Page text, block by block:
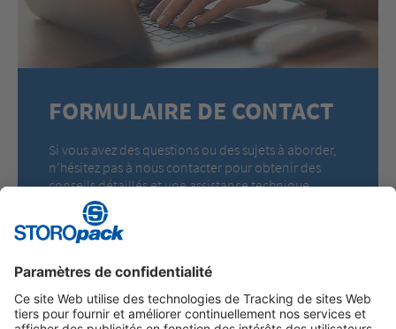
FORMULAIRE DE CONTACT
Si vous avez des questions ou des sujets à aborder,
n'hésitez pas à nous contacter pour obtenir des
conseils détaillés et une assistance technique.
EN SAVOIR PLUS